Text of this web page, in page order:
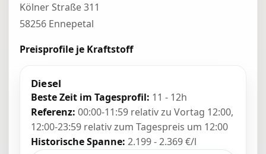
Kölner Straße 311
58256 Ennepetal
Preisprofile je Kraftstoff
Diesel
Beste Zeit im Tagesprofil: 11 - 12h
Referenz: 00:00-11:59 relativ zu Vortag 12:00,
12:00-23:59 relativ zum Tagespreis um 12:00
Historische Spanne: 2.199 - 2.369 €/l